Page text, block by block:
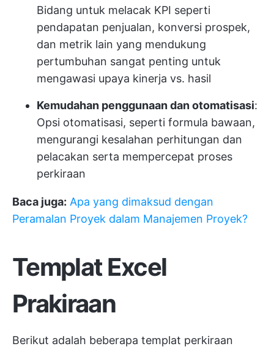
Bidang untuk melacak KPI seperti
pendapatan penjualan, konversi prospek,
dan metrik lain yang mendukung
pertumbuhan sangat penting untuk
mengawasi upaya kinerja vs. hasil
Kemudahan penggunaan dan otomatisasi:
Opsi otomatisasi, seperti formula bawaan,
mengurangi kesalahan perhitungan dan
pelacakan serta mempercepat proses
perkiraan
Baca juga: Apa yang dimaksud dengan
Peramalan Proyek dalam Manajemen Proyek?
Templat Excel
Prakiraan
Berikut adalah beberapa templat perkiraan